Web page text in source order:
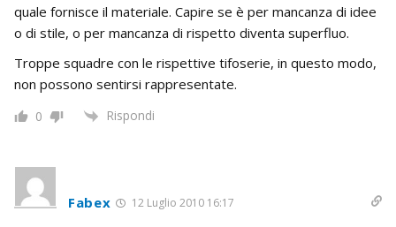
quale fornisce il materiale. Capire se è per mancanza di idee
o di stile, o per mancanza di rispetto diventa superfluo.
Troppe squadre con le rispettive tifoserie, in questo modo,
non possono sentirsi rappresentate.
0 Rispondi
Fabex 12 Luglio 2010 16:17